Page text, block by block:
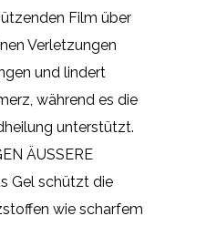
Film über
Verletzungen
und lindert
während es die
unterstützt.
ÄUSSERE
Gel schützt die
wie scharfem